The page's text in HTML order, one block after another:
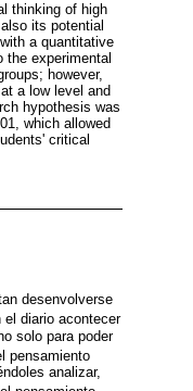
thinking of high
its potential
a quantitative
the experimental
however,
a low level and
hypothesis was
which allowed
critical
desenvolverse
el diario acontecer
solo para poder
pensamiento
analizar,